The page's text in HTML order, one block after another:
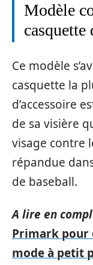
Modèle
casquette
Ce modèle
casquette la
d’accessoire
de sa visière
visage contre
répandue
de baseball.
A lire en
Primark pour
mode à petit